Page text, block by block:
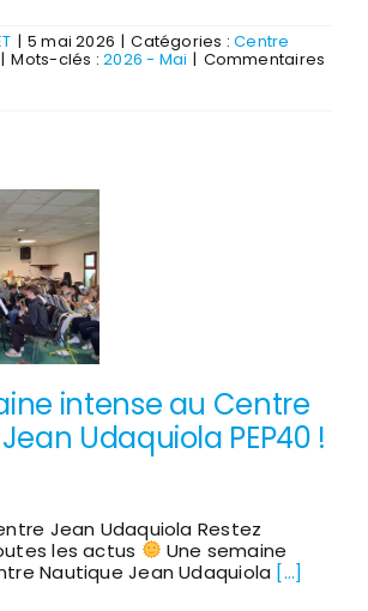
| 5 mai 2026 | Catégories :Centre
| Mots-clés :2026 - Mai | Commentaires
intense au Centre
Udaquiola PEP40 !
Jean Udaquiola Restez
les actus
Une semaine
Nautique Jean Udaquiola [...]